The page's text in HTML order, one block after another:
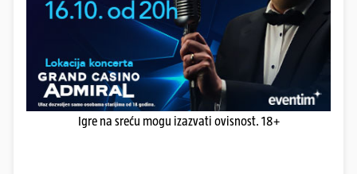
Igre na sreću mogu izazvati ovisnost. 18+